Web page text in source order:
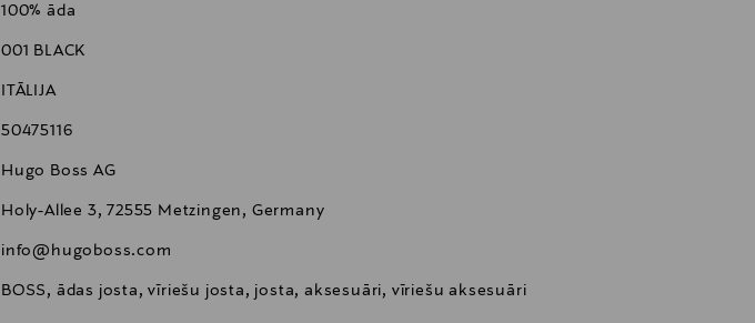
100% āda
001 BLACK
ITĀLIJA
50475116
Hugo Boss AG
Holy-Allee 3, 72555 Metzingen, Germany
info@hugoboss.com
BOSS, ādas josta, vīriešu josta, josta, aksesuāri, vīriešu aksesuāri